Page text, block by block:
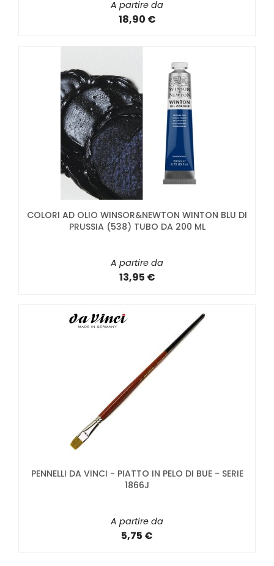
A partire da
18,90 €
COLORI AD OLIO WINSOR&NEWTON WINTON BLU DI
PRUSSIA (538) TUBO DA 200 ML
A partire da
13,95 €
PENNELLI DA VINCI - PIATTO IN PELO DI BUE - SERIE
1866J
A partire da
5,75 €